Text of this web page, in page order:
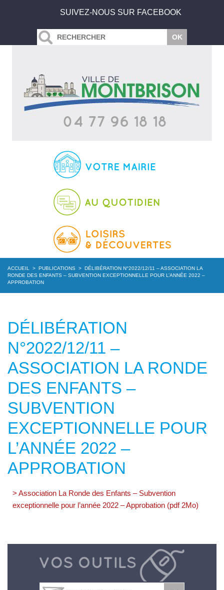
SUIVEZ-NOUS SUR FACEBOOK
ACCUEIL > PUBLICATIONS > DÉLIBÉRATION N°2022/12/11 – ASSOCIATION LA
RONDE DES ENFANTS – SUBVENTION EXCEPTIONNELLE POUR L’ANNÉE 2022 –
APPROBATION
DÉLIBÉRATION
N°2022/12/11 –
ASSOCIATION LA RONDE
DES ENFANTS –
SUBVENTION
EXCEPTIONNELLE POUR
L’ANNÉE 2022 –
APPROBATION
> Association La Ronde des Enfants – Subvention
exceptionnelle pour l’année 2022 – Approbation (pdf 2Mo)